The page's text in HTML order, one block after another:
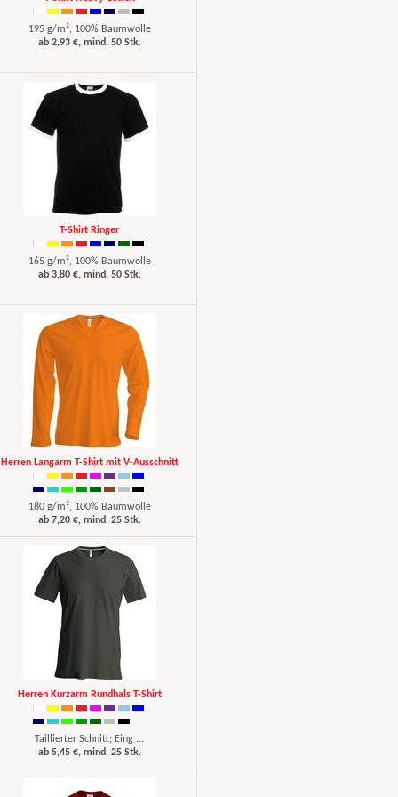
195 g/m², 100% Baumwolle
ab 2,93 €, mind. 50 Stk.
T-Shirt Ringer
165 g/m², 100% Baumwolle
ab 3,80 €, mind. 50 Stk.
Herren Langarm T-Shirt mit V-Ausschnitt
180 g/m², 100% Baumwolle
ab 7,20 €, mind. 25 Stk.
Herren Kurzarm Rundhals T-Shirt
Taillierter Schnitt; Eing ...
ab 5,45 €, mind. 25 Stk.